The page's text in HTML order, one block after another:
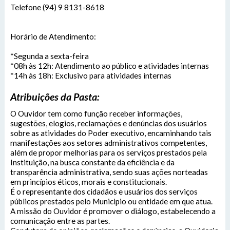
Telefone (94) 9 8131-8618
Horário de Atendimento:
*Segunda a sexta-feira
*08h às 12h: Atendimento ao público e atividades internas
*14h às 18h: Exclusivo para atividades internas
Atribuições da Pasta:
O Ouvidor tem como função receber informações,
sugestões, elogios, reclamações e denúncias dos usuários
sobre as atividades do Poder executivo, encaminhando tais
manifestações aos setores administrativos competentes,
além de propor melhorias para os serviços prestados pela
Instituição, na busca constante da eficiência e da
transparência administrativa, sendo suas ações norteadas
em princípios éticos, morais e constitucionais.
É o representante dos cidadãos e usuários dos serviços
públicos prestados pelo Municipio ou entidade em que atua.
A missão do Ouvidor é promover o diálogo, estabelecendo a
comunicação entre as partes.
Enviar
Das 8h às 12h e das 14h às 18h.
Outras Informações: